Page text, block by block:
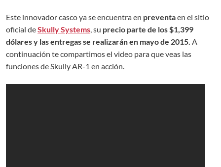
Este innovador casco ya se encuentra en preventaen el sitio
oficial deSkully Systems, su precio parte de los $1,399
dólares y las entregas se realizarán en mayo de 2015. A
continuación te compartimos el video para que veas las
funciones de Skully AR-1 en acción.